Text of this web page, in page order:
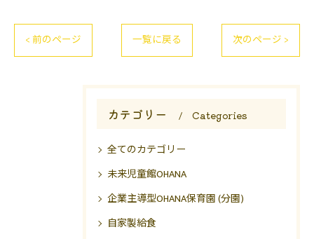
< 前のページ 一覧に戻る 次のページ >
カテゴリー Categories
全てのカテゴリー
未来児童館OHANA
企業主導型OHANA保育園 (分園)
自家製給食